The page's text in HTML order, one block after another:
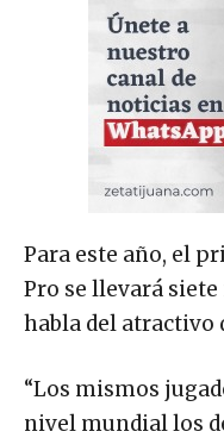
Para este año, el
Pro se llevará
habla del atractivo
“Los mismos
nivel mundial los